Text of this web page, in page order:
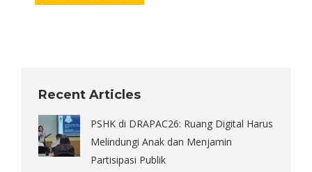
Recent Articles
PSHK di DRAPAC26: Ruang Digital Harus
Melindungi Anak dan Menjamin
Partisipasi Publik